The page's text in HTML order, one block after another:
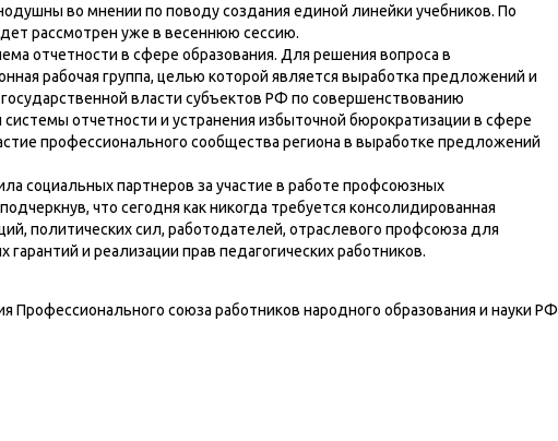
во мнении по поводу создания единой линейки учебников. По
рассмотрен уже в весеннюю сессию.
отчетности в сфере образования. Для решения вопроса в
рабочая группа, целью которой является выработка предложений и
власти субъектов РФ по совершенствованию
отчетности и устранения избыточной бюрократизации в сфере
профессионального сообщества региона в выработке предложений
социальных партнеров за участие в работе профсоюзных
что сегодня как никогда требуется консолидированная
политических сил, работодателей, отраслевого профсоюза для
и реализации прав педагогических работников.
Профессионального союза работников народного образования и науки РФ